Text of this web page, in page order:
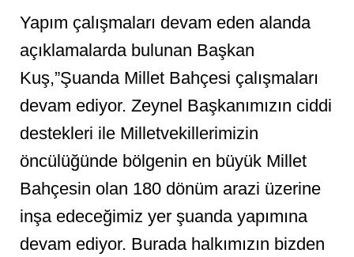
Yapım çalışmaları devam eden alanda
açıklamalarda bulunan Başkan
Kuş,”Şuanda Millet Bahçesi çalışmaları
devam ediyor. Zeynel Başkanımızın ciddi
destekleri ile Milletvekillerimizin
öncülüğünde bölgenin en büyük Millet
Bahçesin olan 180 dönüm arazi üzerine
inşa edeceğimiz yer şuanda yapımına
devam ediyor. Burada halkımızın bizden